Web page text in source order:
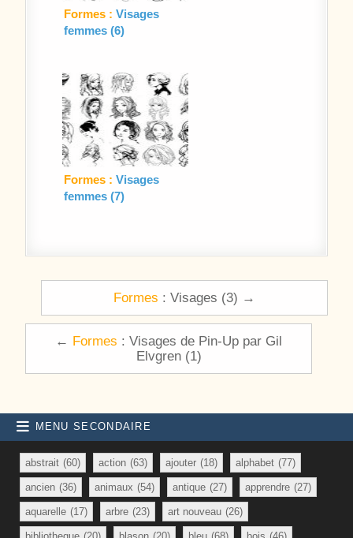
Formes : Visages
femmes (6)
Formes : Visages
femmes (7)
Navigation de l’article
Formes : Visages (3) →
← Formes : Visages de Pin-Up par Gil
Elvgren (1)
MENU SECONDAIRE
abstrait (60) action (63) ajouter (18) alphabet (77)
ancien (36) animaux (54) antique (27) apprendre (27)
aquarelle (17) arbre (23) art nouveau (26)